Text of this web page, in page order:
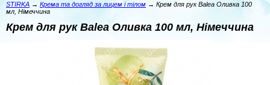
STIRKA → Крема та догляд за лицем i тiлом → Крем для рук Balea Оливка 100
мл, Німеччина
Крем для рук Balea Оливка 100 мл, Німеччина